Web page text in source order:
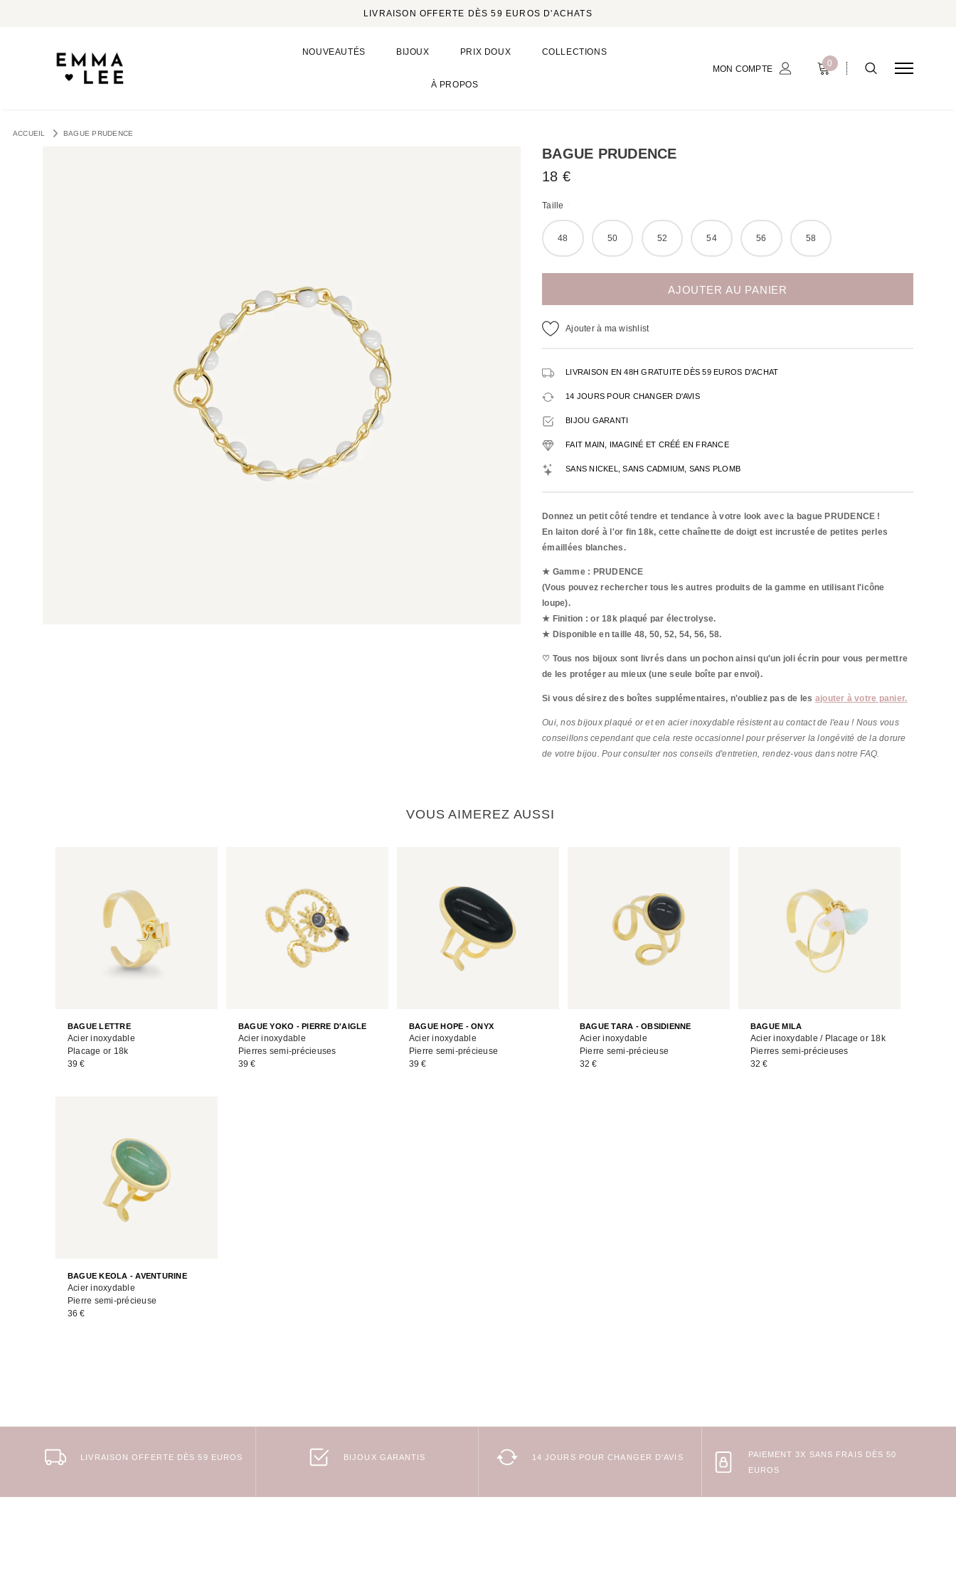
LIVRAISON OFFERTE DÈS 59 EUROS D'ACHATS
NOUVEAUTÉS BIJOUX PRIX DOUX COLLECTIONS
À PROPOS
MON COMPTE
0
ACCUEIL BAGUE PRUDENCE
BAGUE PRUDENCE
18 €
Taille
48 50 52 54 56 58
Ajouter à ma wishlist
LIVRAISON EN 48H GRATUITE DÈS 59 EUROS D'ACHAT
14 JOURS POUR CHANGER D'AVIS
BIJOU GARANTI
FAIT MAIN, IMAGINÉ ET CRÉÉ EN FRANCE
SANS NICKEL, SANS CADMIUM, SANS PLOMB
Donnez un petit côté tendre et tendance à votre look avec la bague PRUDENCE !
En laiton doré à l'or fin 18k, cette chaînette de doigt est incrustée de petites perles
émaillées blanches.
★ Gamme : PRUDENCE
(Vous pouvez rechercher tous les autres produits de la gamme en utilisant l'icône
loupe).
★ Finition : or 18k plaqué par électrolyse.
★ Disponible en taille 48, 50, 52, 54, 56, 58.
♡ Tous nos bijoux sont livrés dans un pochon ainsi qu'un joli écrin pour vous permettre
de les protéger au mieux (une seule boîte par envoi).
Si vous désirez des boîtes supplémentaires, n'oubliez pas de les ajouter à votre panier.
Oui, nos bijoux plaqué or et en acier inoxydable résistent au contact de l'eau ! Nous vous
conseillons cependant que cela reste occasionnel pour préserver la longévité de la dorure
de votre bijou. Pour consulter nos conseils d'entretien, rendez-vous dans notre FAQ.
VOUS AIMEREZ AUSSI
BAGUE LETTRE
Acier inoxydable
Placage or 18k
39 €
BAGUE YOKO - PIERRE D'AIGLE
Acier inoxydable
Pierres semi-précieuses
39 €
BAGUE HOPE - ONYX
Acier inoxydable
Pierre semi-précieuse
39 €
BAGUE TARA - OBSIDIENNE
Acier inoxydable
Pierre semi-précieuse
32 €
BAGUE MILA
Acier inoxydable / Placage or 18k
Pierres semi-précieuses
32 €
BAGUE KEOLA - AVENTURINE
Acier inoxydable
Pierre semi-précieuse
36 €
LIVRAISON OFFERTE DÈS 59 EUROS BIJOUX GARANTIS 14 JOURS POUR CHANGER D'AVIS
PAIEMENT 3X SANS FRAIS DÈS 50
EUROS